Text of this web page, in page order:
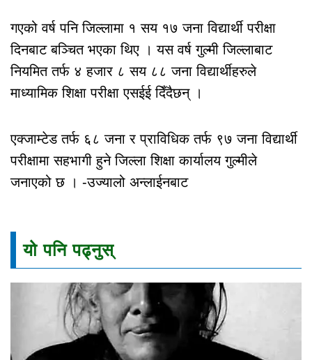
गएको वर्ष पनि जिल्लामा १ सय १७ जना विद्यार्थी परीक्षा
दिनबाट बञ्चित भएका थिए । यस वर्ष गुल्मी जिल्लाबाट
नियमित तर्फ ४ हजार ८ सय ८८ जना विद्यार्थीहरुले
माध्यामिक शिक्षा परीक्षा एसईई दिँदैछन् ।
एक्जाम्टेड तर्फ ६८ जना र प्राविधिक तर्फ ९७ जना विद्यार्थी
परीक्षामा सहभागी हुने जिल्ला शिक्षा कार्यालय गुल्मीले
जनाएको छ । -उज्यालो अन्लाईनबाट
यो पनि पढ्नुस्